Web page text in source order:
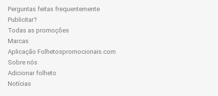
Perguntas feitas frequentemente
Publicitar?
Todas as promoções
Marcas
Aplicação Folhetospromocionais.com
Sobre nós
Adicionar folheto
Notícias